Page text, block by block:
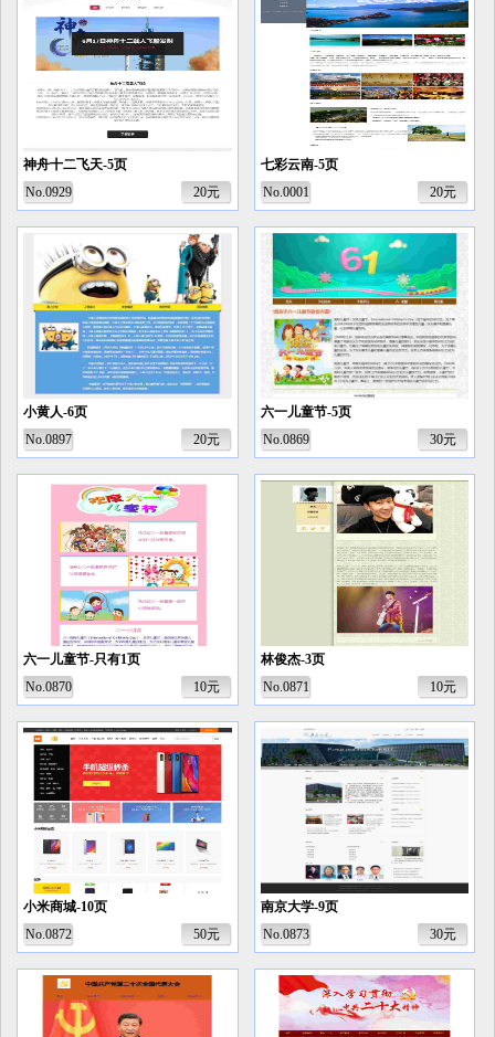
神舟十二飞天-5页
No.0929
20元
七彩云南-5页
No.0001
20元
小黄人-6页
No.0897
20元
六一儿童节-5页
No.0869
30元
六一儿童节-只有1页
No.0870
10元
林俊杰-3页
No.0871
10元
小米商城-10页
No.0872
50元
南京大学-9页
No.0873
30元